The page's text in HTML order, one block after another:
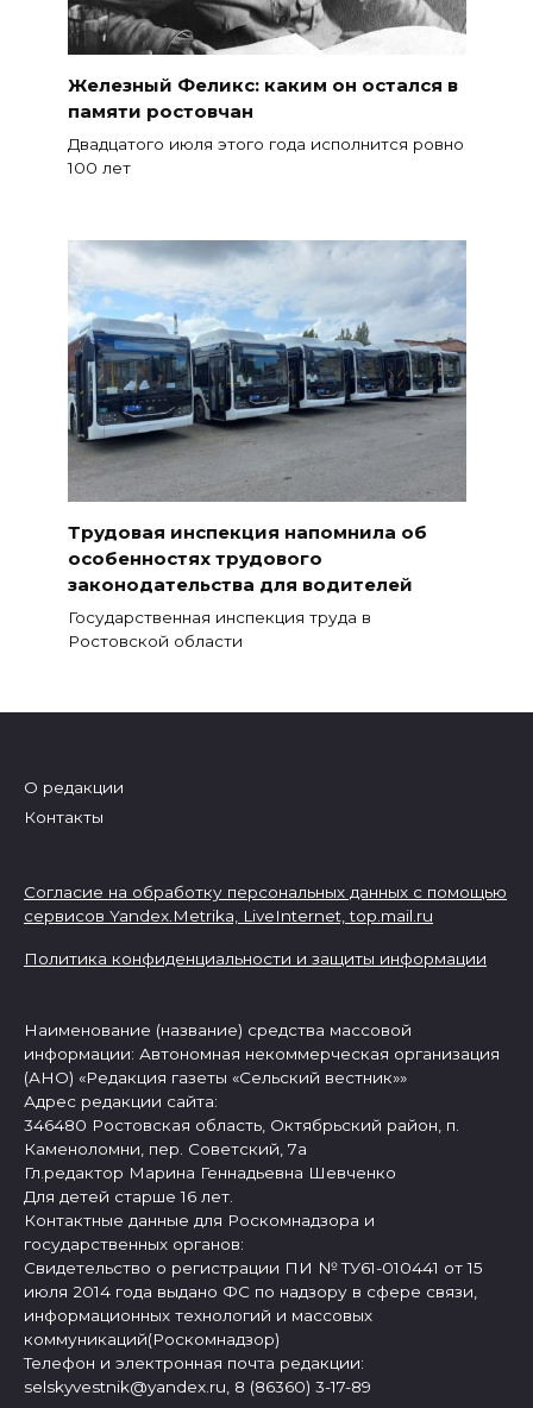
Железный Феликс: каким он остался в
памяти ростовчан
Двадцатого июля этого года исполнится ровно
100 лет
Трудовая инспекция напомнила об
особенностях трудового
законодательства для водителей
Государственная инспекция труда в
Ростовской области
О редакции
Контакты
Согласие на обработку персональных данных с помощью
сервисов Yandex.Metrika, LiveInternet,top.mail.ru
Политика конфиденциальности и защиты информации
Наименование (название) средства массовой
информации: Автономная некоммерческая организация
(АНО) «Редакция газеты «Сельский вестник»»
Адрес редакции сайта:
346480 Ростовская область, Октябрьский район, п.
Каменоломни, пер. Советский, 7а
Гл.редактор Марина Геннадьевна Шевченко
Для детей старше 16 лет.
Контактные данные для Роскомнадзора и
государственных органов:
Свидетельство о регистрации ПИ № ТУ61-010441 от 15
июля 2014 года выдано ФС по надзору в сфере связи,
информационных технологий и массовых
коммуникаций(Роскомнадзор)
Телефон и электронная почта редакции:
selskyvestnik@yandex.ru, 8 (86360) 3-17-89